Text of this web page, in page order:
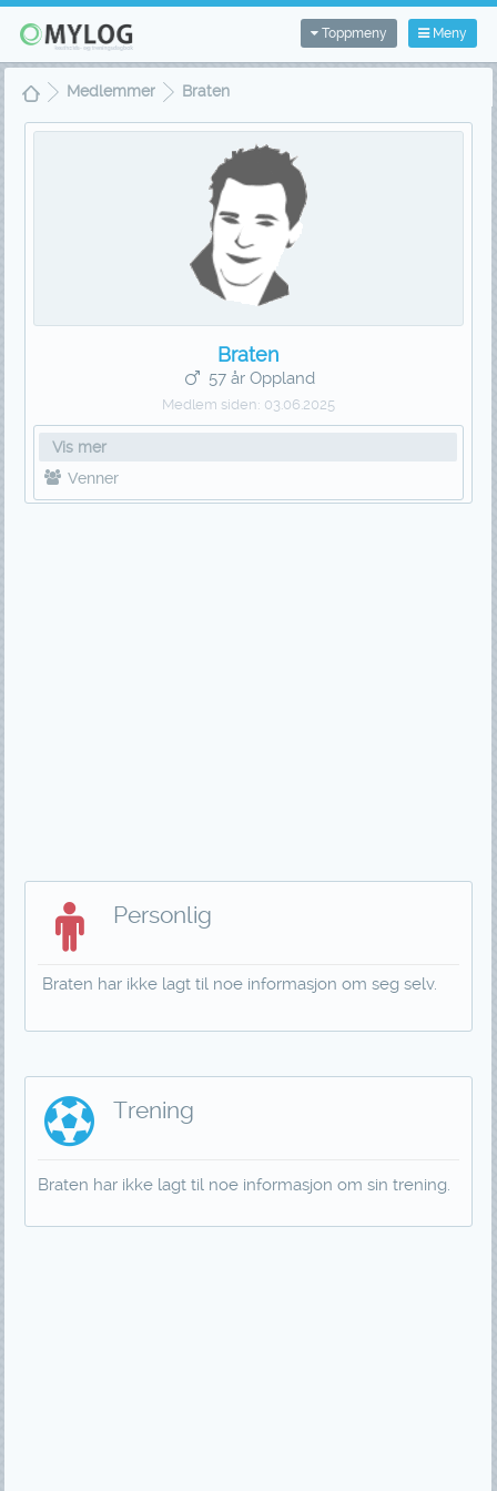
Meny
Toppmeny
Medlemmer Braten
Braten
57 år Oppland
Medlem siden: 03.06.2025
Vis mer
Venner
Personlig
Braten har ikke lagt til noe informasjon om seg selv.
Trening
Braten har ikke lagt til noe informasjon om sin trening.